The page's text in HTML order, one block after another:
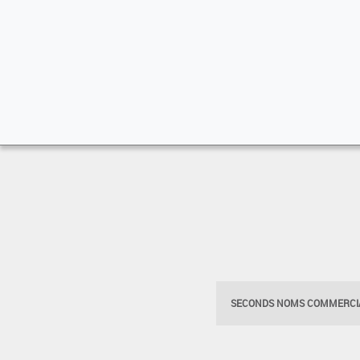
SECONDS NOMS